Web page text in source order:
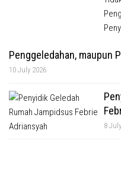
Penggeledahan, maupun
10 July 2026
8